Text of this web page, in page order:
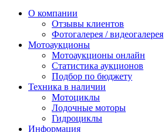
О компании
Отзывы клиентов
Фотогалерея / видеогалерея
Мотоаукционы
Мотоаукционы онлайн
Статистика аукционов
Подбор по бюджету
Техника в наличии
Мотоциклы
Лодочные моторы
Гидроциклы
Информация